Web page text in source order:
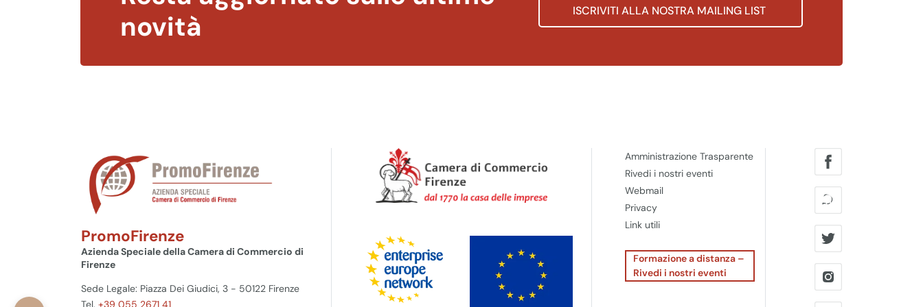
novità
ISCRIVITI ALLA NOSTRA MAILING LIST
PromoFirenze
Azienda Speciale della Camera di Commercio di
Firenze
Sede Legale: Piazza Dei Giudici, 3 - 50122 Firenze
Amministrazione Trasparente
Rivedi i nostri eventi
Webmail
Privacy
Link utili
Formazione a distanza –
Rivedi i nostri eventi